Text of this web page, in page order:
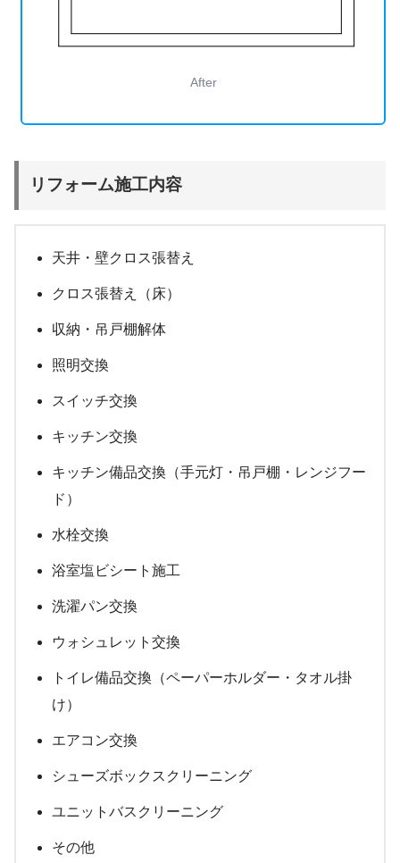
After
リフォーム施工内容
天井・壁クロス張替え
クロス張替え（床）
収納・吊戸棚解体
照明交換
スイッチ交換
キッチン交換
キッチン備品交換（手元灯・吊戸棚・レンジフー
ド）
水栓交換
浴室塩ビシート施工
洗濯パン交換
ウォシュレット交換
トイレ備品交換（ペーパーホルダー・タオル掛
け）
エアコン交換
シューズボックスクリーニング
ユニットバスクリーニング
その他